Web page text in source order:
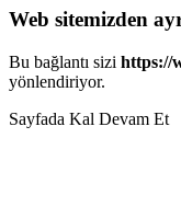
Web sitemizden
Bu bağlantı sizi https://
yönlendiriyor.
Sayfada Kal Devam Et